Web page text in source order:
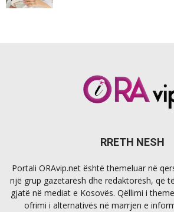
RRETH NESH
Portali ORAvip.net është themeluar në
një grup gazetarësh dhe redaktorësh, që
gjatë në mediat e Kosovës. Qëllimi i
ofrimi i alternativës në marrjen e